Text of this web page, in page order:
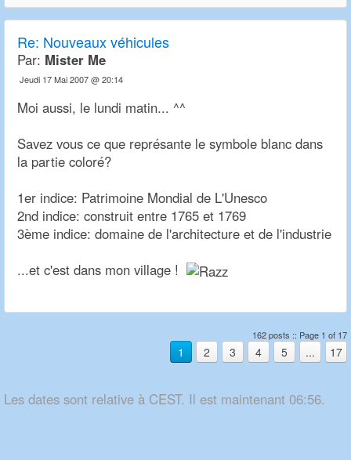
Re: Nouveaux véhicules
Par: Mister Me
Jeudi 17 Mai 2007 @ 20:14
Moi aussi, le lundi matin... ^^
Savez vous ce que représante le symbole blanc dans
la partie coloré?
1er indice: Patrimoine Mondial de L'Unesco
2nd indice: construit entre 1765 et 1769
3ème indice: domaine de l'architecture et de l'industrie
...et c'est dans mon village !
162 posts :: Page 1 of 17
1 2 3 4 5 ... 17
Les dates sont relative à CEST. Il est maintenant 06:56.